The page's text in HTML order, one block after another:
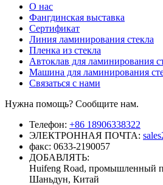
О нас
Фангдинская выставка
Сертификат
Линия ламинирования стекла
Пленка из стекла
Автоклав для ламинирования
Машина для ламинирования
Связаться с нами
Нужна помощь? Сообщите нам.
Телефон: +86 18906338322
ЭЛЕКТРОННАЯ ПОЧТА:
факс: 0633-2190057
ДОБАВЛЯТЬ:
Huifeng Road, промышленный
Шаньдун, Китай